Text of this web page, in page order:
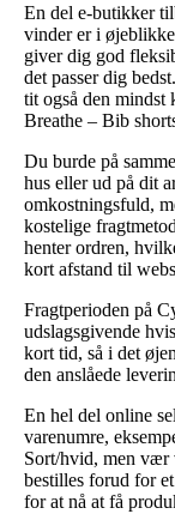
En del e-butikker
vinder er i
giver dig god
det passer dig
tit også den mindst
Breathe – Bib
Du burde på
hus eller ud på dit
omkostningsfuld,
kostelige
henter ordren,
kort afstand til
Fragtperioden på
udslagsgivende
kort tid, så i det
den anslåede
En hel del online
varenumre,
Sort/hvid, men vær
bestilles forud for
for at nå at få